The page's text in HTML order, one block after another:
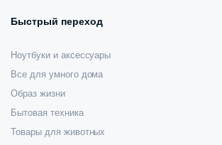
Быстрый переход
Ноутбуки и аксессуары
Все для умного дома
Образ жизни
Бытовая техника
Товары для животных